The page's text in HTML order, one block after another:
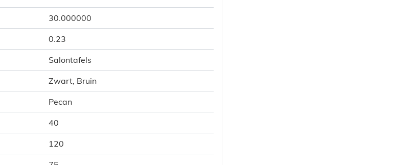
30.000000
0.23
Salontafels
Zwart, Bruin
Pecan
40
120